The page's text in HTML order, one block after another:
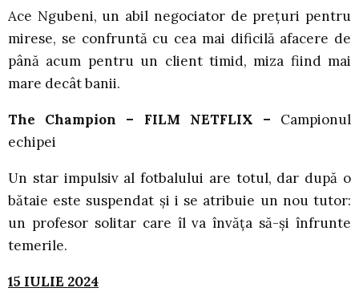
Ace Ngubeni, un abil negociator de prețuri pentru
mirese, se confruntă cu cea mai dificilă afacere de
până acum pentru un client timid, miza fiind mai
mare decât banii.
The Champion – FILM NETFLIX – Campionul
echipei
Un star impulsiv al fotbalului are totul, dar după o
bătaie este suspendat și i se atribuie un nou tutor:
un profesor solitar care îl va învăța să-și înfrunte
temerile.
15 IULIE 2024